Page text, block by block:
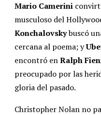
Mario Camerini
musculoso del
Konchalovskybuscó
cercana al poema; y
encontró enRalph
preocupado por las
gloria del pasado.
Christopher Nolan no